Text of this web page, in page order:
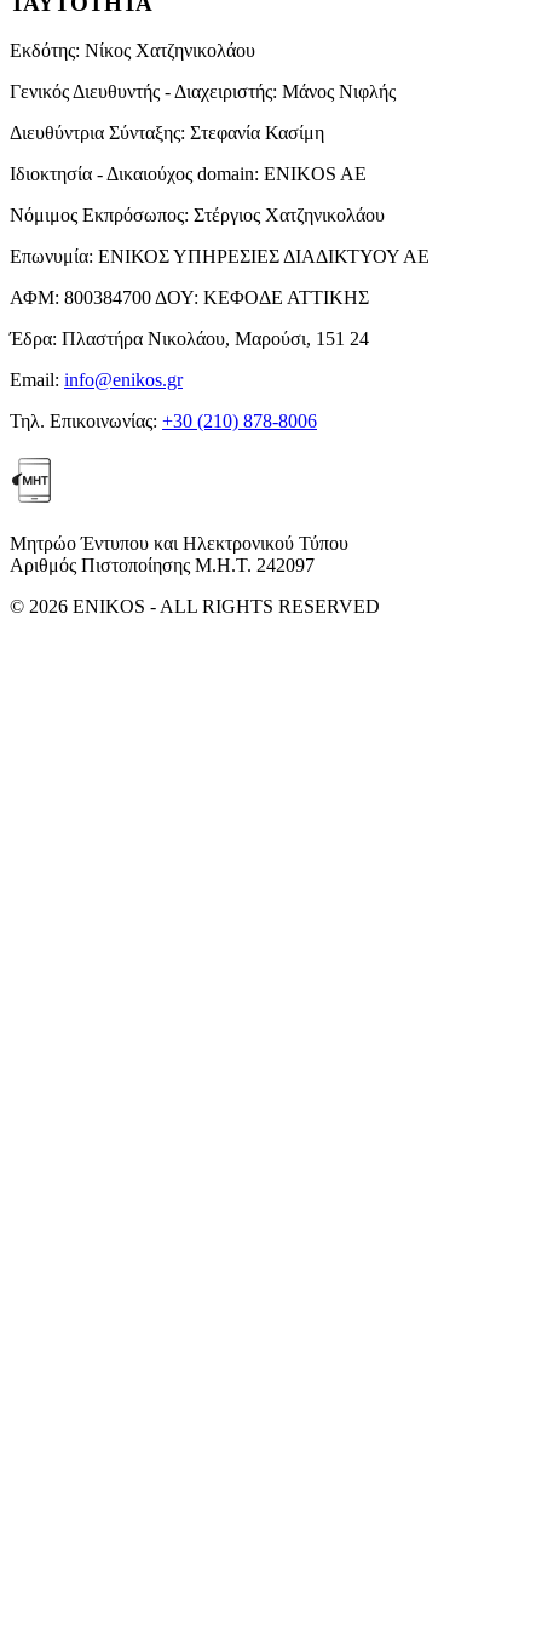
Εκδότης: Νίκος Χατζηνικολάου
Γενικός Διευθυντής - Διαχειριστής: Μάνος Νιφλής
Διευθύντρια Σύνταξης: Στεφανία Κασίμη
Ιδιοκτησία - Δικαιούχος domain: ENIKOS AE
Νόμιμος Εκπρόσωπος: Στέργιος Χατζηνικολάου
Επωνυμία: ΕΝΙΚΟΣ ΥΠΗΡΕΣΙΕΣ ΔΙΑΔΙΚΤΥΟΥ ΑΕ
ΑΦΜ: 800384700 ΔΟΥ: ΚΕΦΟΔΕ ΑΤΤΙΚΗΣ
Έδρα: Πλαστήρα Νικολάου, Μαρούσι, 151 24
Email: info@enikos.gr
Τηλ. Επικοινωνίας: +30 (210) 878-8006
Μητρώο Έντυπου και Ηλεκτρονικού Τύπου
Αριθμός Πιστοποίησης Μ.Η.Τ. 242097
© 2026 ENIKOS - ALL RIGHTS RESERVED